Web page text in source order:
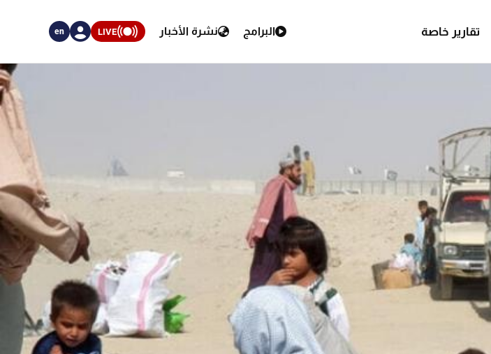
تقارير خاصة البرامج نشرة الأخبار LIVE
en